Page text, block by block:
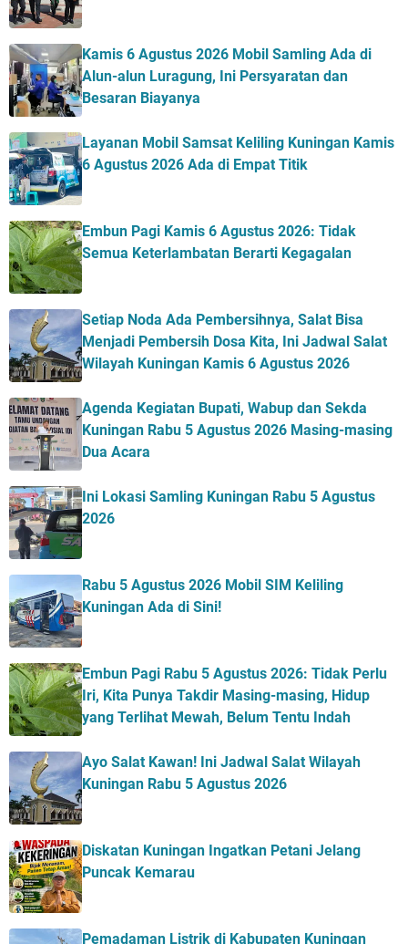
Kamis 6 Agustus 2026 Mobil Samling Ada di
Alun-alun Luragung, Ini Persyaratan dan
Besaran Biayanya
Layanan Mobil Samsat Keliling Kuningan Kamis
6 Agustus 2026 Ada di Empat Titik
Embun Pagi Kamis 6 Agustus 2026: Tidak
Semua Keterlambatan Berarti Kegagalan
Setiap Noda Ada Pembersihnya, Salat Bisa
Menjadi Pembersih Dosa Kita, Ini Jadwal Salat
Wilayah Kuningan Kamis 6 Agustus 2026
Agenda Kegiatan Bupati, Wabup dan Sekda
Kuningan Rabu 5 Agustus 2026 Masing-masing
Dua Acara
Ini Lokasi Samling Kuningan Rabu 5 Agustus
2026
Rabu 5 Agustus 2026 Mobil SIM Keliling
Kuningan Ada di Sini!
Embun Pagi Rabu 5 Agustus 2026: Tidak Perlu
Iri, Kita Punya Takdir Masing-masing, Hidup
yang Terlihat Mewah, Belum Tentu Indah
Ayo Salat Kawan! Ini Jadwal Salat Wilayah
Kuningan Rabu 5 Agustus 2026
Diskatan Kuningan Ingatkan Petani Jelang
Puncak Kemarau
Pemadaman Listrik di Kabupaten Kuningan